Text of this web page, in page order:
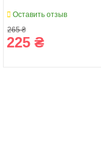
Оставить отзыв
265 ₴
225 ₴